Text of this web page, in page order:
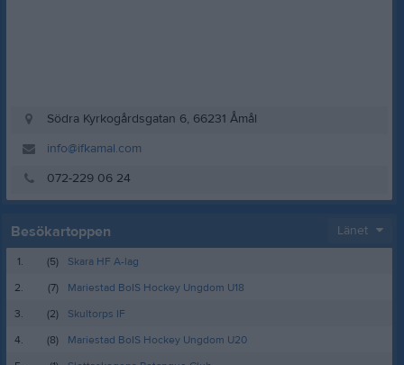
Södra Kyrkogårdsgatan 6, 66231 Åmål
info@ifkamal.com
072-229 06 24
Besökartoppen Länet
1. (5)
Skara HF A-lag
2.
(7)
Mariestad BoIS Hockey Ungdom U18
3.
(2)
Skultorps IF
4.
(8)
Mariestad BoIS Hockey Ungdom U20